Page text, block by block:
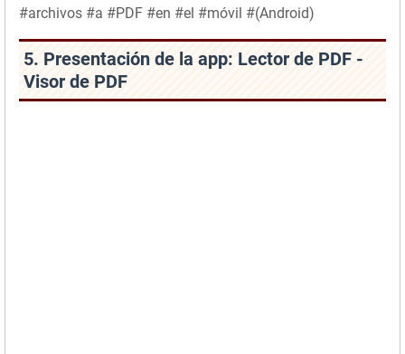
#archivos #a #PDF #en #el #móvil #(Android)
5. Presentación de la app: Lector de PDF -
Visor de PDF